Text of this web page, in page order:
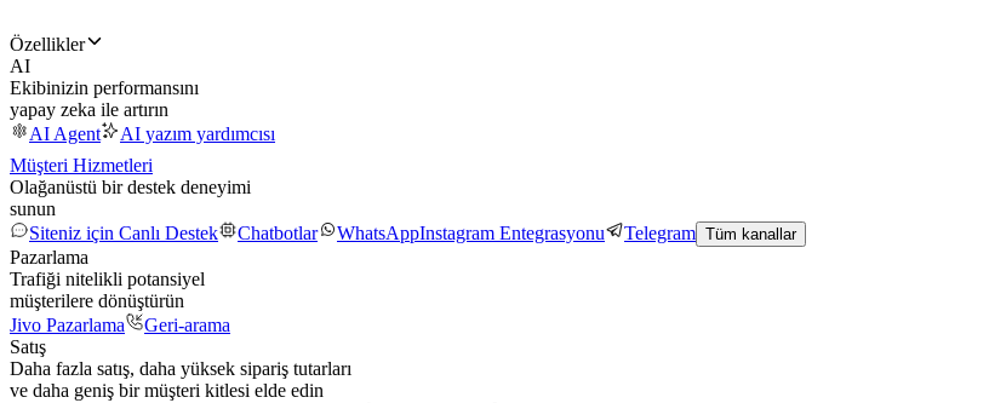
Özellikler
AI
Ekibinizin performansını
yapay zeka ile artırın
AI Agent
AI yazım yardımcısı
Müşteri Hizmetleri
Olağanüstü bir destek deneyimi
sunun
Siteniz için Canlı Destek
Chatbotlar WhatsAppInstagram Entegrasyonu Telegram Tüm kanallar
Pazarlama
Trafiği nitelikli potansiyel
müşterilere dönüştürün
Jivo Pazarlama
Geri-arama
Satış
Daha fazla satış, daha yüksek sipariş tutarları
ve daha geniş bir müşteri kitlesi elde edin